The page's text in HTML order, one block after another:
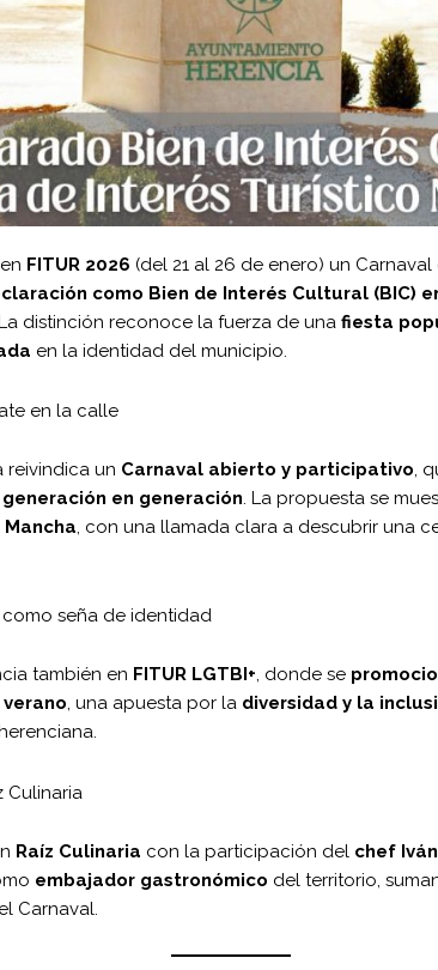
FITUR 2026 (del 21 al 26 de enero) un
como Bien de Interés Cultural (BIC)
distinción reconoce la fuerza de una fiesta
en la identidad del municipio.
en la calle
reivindica un Carnaval abierto y participativo,
en generación. La propuesta se
, con una llamada clara a descubrir una
como seña de identidad
también en FITUR LGTBI+, donde se
, una apuesta por la diversidad y la
Culinaria
Raíz Culinaria con la participación del chef
embajador gastronómico del territorio,
Carnaval.